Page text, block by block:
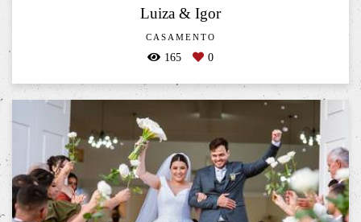
Luiza & Igor
CASAMENTO
165 0